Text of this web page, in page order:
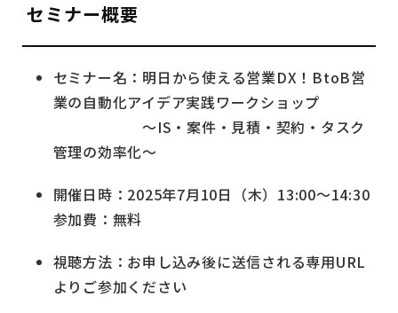
セミナー概要
セミナー名：明日から使える営業DX！BtoB営
業の自動化アイデア実践ワークショップ
〜IS・案件・見積・契約・タスク
管理の効率化〜
開催日時：2025年7月10日（木）13:00〜14:30
参加費：無料
視聴方法：お申し込み後に送信される専用URL
よりご参加ください